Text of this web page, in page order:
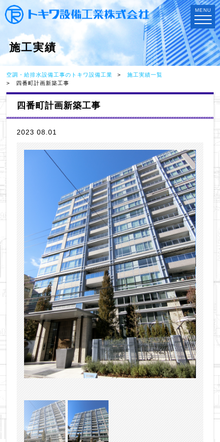
MENU
施工実績
空調・給排水設備工事のトキワ設備工業
施工実績一覧
四番町計画新築工事
四番町計画新築工事
2023 08.01